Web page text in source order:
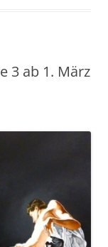
3 ab 1. März